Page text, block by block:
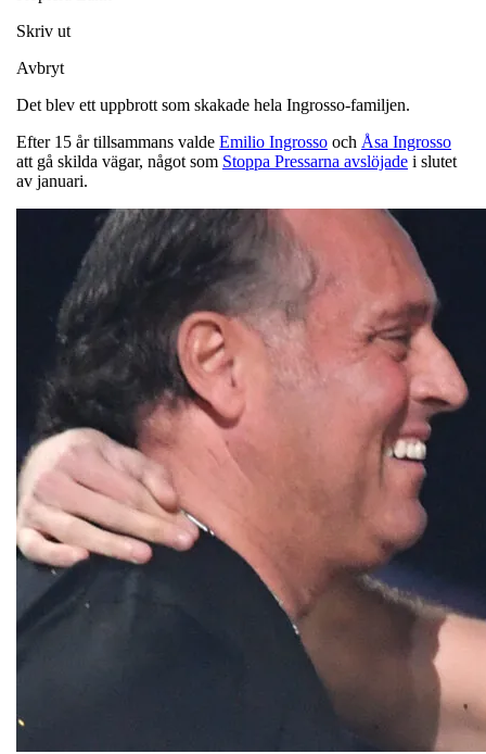
Skriv ut
Avbryt
Det blev ett uppbrott som skakade hela Ingrosso-familjen.
Efter 15 år tillsammans valde Emilio Ingrosso och Åsa Ingrosso
att gå skilda vägar, något som Stoppa Pressarna avslöjade i slutet
av januari.